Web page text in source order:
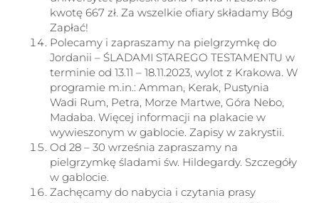
kwotę 667 zł. Za wszelkie ofiary składamy Bóg
Zapłać!
Polecamy i zapraszamy na pielgrzymkę do
Jordanii – ŚLADAMI STAREGO TESTAMENTU w
terminie od 13.11 – 18.11.2023, wylot z Krakowa. W
programie m.in.: Amman, Kerak, Pustynia
Wadi Rum, Petra, Morze Martwe, Góra Nebo,
Madaba. Więcej informacji na plakacie w
wywieszonym w gablocie. Zapisy w zakrystii.
Od 28 – 30 września zapraszamy na
pielgrzymkę śladami św. Hildegardy. Szczegóły
w gablocie.
Zachęcamy do nabycia i czytania prasy